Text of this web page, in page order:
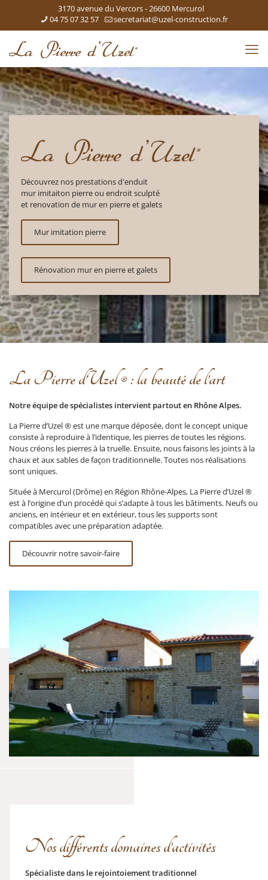
3170 avenue du Vercors - 26600 Mercurol
04 75 07 32 57
secretariat@uzel-construction.fr
Découvrez nos prestations d'enduit
mur imitaiton pierre ou endroit sculpté
et renovation de mur en pierre et galets
Mur imitation pierre
Rénovation mur en pierre et galets
La Pierre d’Uzel ® : la beauté de l’art
Notre équipe de spécialistes intervient partout en Rhône Alpes.
La Pierre d’Uzel ® est une marque déposée, dont le concept unique
consiste à reproduire à l’identique, les pierres de toutes les régions.
Nous créons les pierres à la truelle. Ensuite, nous faisons les joints à la
chaux et aux sables de façon traditionnelle. Toutes nos réalisations
sont uniques.
Située à Mercurol (Drôme) en Région Rhône-Alpes, La Pierre d’Uzel ®
est à l’origine d’un procédé qui s’adapte à tous les bâtiments. Neufs ou
anciens, en intérieur et en extérieur, tous les supports sont
compatibles avec une préparation adaptée.
Découvrir notre savoir-faire
Nos différents domaines d’activités
Spécialiste dans le rejointoiement traditionnel